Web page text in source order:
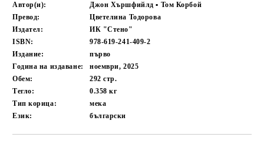
Автор(и):
Джон Хършфийлд ▪ Том Корбой
Превод:
Цветелина Тодорова
Издател:
ИК "Стено"
ISBN:
978-619-241-409-2
Издание:
първо
Година на издаване:
ноември, 2025
Обем:
292стр.
Тегло:
0.358кг
Тип корица:
мека
Език:
български